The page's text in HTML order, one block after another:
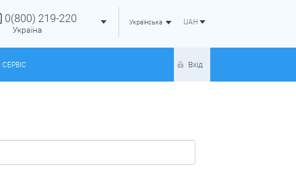
UAH
Українська
0(800) 219-220
Україна
СЕРВІС Вхід